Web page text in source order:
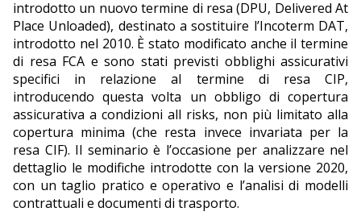
introdotto un nuovo termine di resa (DPU, Delivered At
Place Unloaded), destinato a sostituire l’Incoterm DAT,
introdotto nel 2010. È stato modificato anche il termine
di resa FCA e sono stati previsti obblighi assicurativi
specifici in relazione al termine di resa CIP,
introducendo questa volta un obbligo di copertura
assicurativa a condizioni all risks, non più limitato alla
copertura minima (che resta invece invariata per la
resa CIF). Il seminario è l’occasione per analizzare nel
dettaglio le modifiche introdotte con la versione 2020,
con un taglio pratico e operativo e l’analisi di modelli
contrattuali e documenti di trasporto.